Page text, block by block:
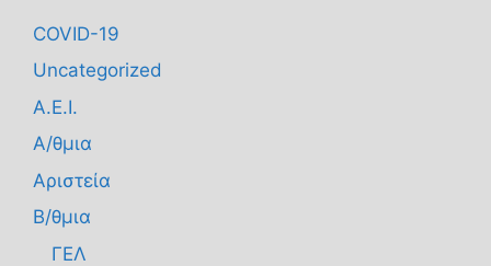
COVID-19
Uncategorized
Α.Ε.Ι.
Α/θμια
Αριστεία
Β/θμια
ΓΕΛ